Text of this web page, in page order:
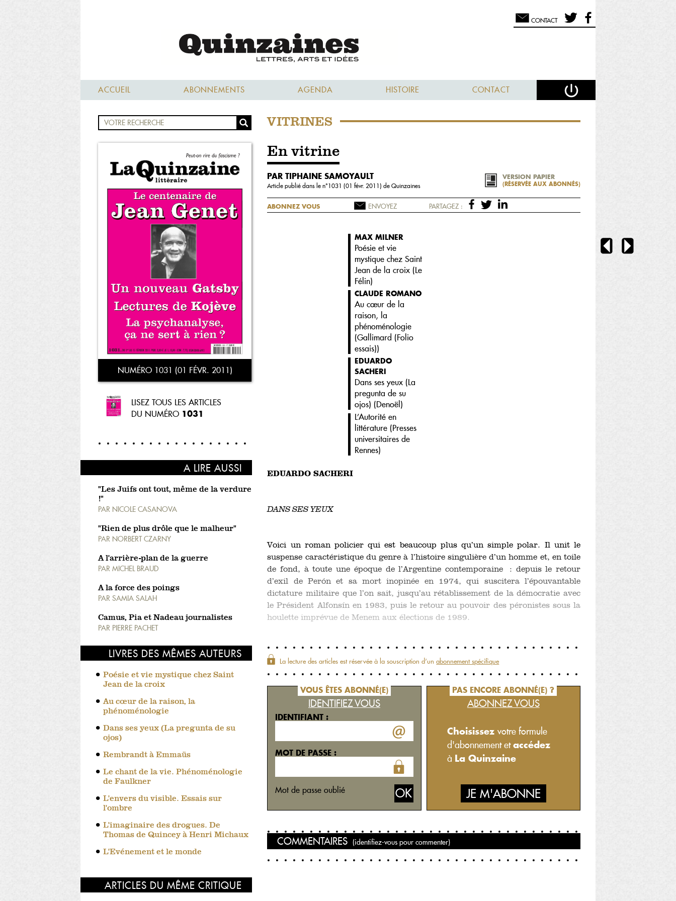
CONTACT
ACCUEIL ABONNEMENTS AGENDA HISTOIRE CONTACT
NUMÉRO 1031 (01 FÉVR. 2011)
LISEZ TOUS LES ARTICLES
DU NUMÉRO 1031
A LIRE AUSSI
"Les Juifs ont tout, même de la verdure
!"
PAR NICOLE CASANOVA
"Rien de plus drôle que le malheur"
PAR NORBERT CZARNY
A l'arrière-plan de la guerre
PAR MICHEL BRAUD
A la force des poings
PAR SAMIA SALAH
Camus, Pia et Nadeau journalistes
PAR PIERRE PACHET
LIVRES DES MÊMES AUTEURS
Poésie et vie mystique chez Saint
Jean de la croix
Au cœur de la raison, la
phénoménologie
Dans ses yeux (La pregunta de su
ojos)
Rembrandt à Emmaüs
Le chant de la vie. Phénoménologie
de Faulkner
L'envers du visible. Essais sur
l'ombre
L'imaginaire des drogues. De
Thomas de Quincey à Henri Michaux
L'Evénement et le monde
ARTICLES DU MÊME CRITIQUE
VITRINES
En vitrine
PAR TIPHAINE SAMOYAULT
Article publié dans le n°1031 (01 févr. 2011)de Quinzaines
VERSION PAPIER
(RÉSERVÉE AUX ABONNÉS)
ABONNEZ VOUS ENVOYEZ PARTAGEZ :
MAX MILNER
Poésie et vie
mystique chez Saint
Jean de la croix (Le
Félin)
CLAUDE ROMANO
Au cœur de la
raison, la
phénoménologie
(Gallimard (Folio
essais))
EDUARDO
SACHERI
Dans ses yeux (La
pregunta de su
ojos) (Denoël )
L’Autorité en
littérature (Presses
universitaires de
Rennes)
EDUARDO SACHERI
DANS SES YEUX
Voici un roman policier qui est beaucoup plus qu’un simple polar. Il unit le
suspense caractéristique du genre à l’histoire singulière d’un homme et, en toile
de fond, à toute une époque de l’Argentine contemporaine : depuis le retour
d’exil de Perón et sa mort inopinée en 1974, qui suscitera l’épouvantable
dictature militaire que l’on sait, jusqu’au rétablissement de la démocratie avec
le Président Alfonsín en 1983, puis le retour au pouvoir des péronistes sous la
houlette imprévue de Menem aux élections de 1989.
La lecture des articles est réservée à la souscription d‘unabonnement spécifique
VOUS ÊTES ABONNÉ(E)
IDENTIFIEZ VOUS
IDENTIFIANT :
MOT DE PASSE :
Mot de passe oublié
PAS ENCORE ABONNÉ(E) ?
ABONNEZ VOUS
Choisissez votre formule
d'abonnement etaccédez
à La Quinzaine
JE M'ABONNE
COMMENTAIRES(identifiez-vous pour commenter)